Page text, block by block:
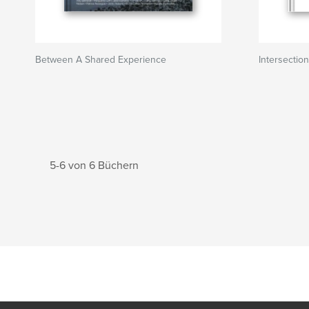
Between A Shared Experience
5-6 von 6 Büchern